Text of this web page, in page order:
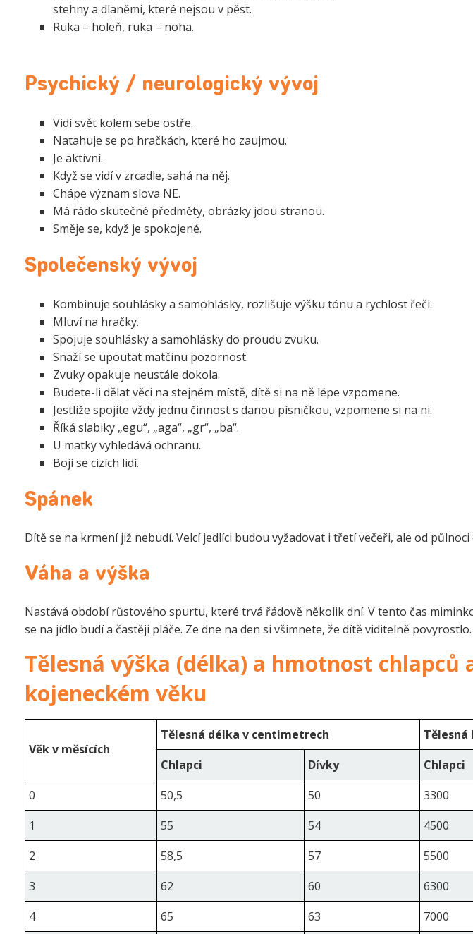
stehny a dlaněmi, které nejsou v pěst.
Ruka – holeň, ruka – noha.
Psychický / neurologický vývoj
Vidí svět kolem sebe ostře.
Natahuje se po hračkách, které ho zaujmou.
Je aktivní.
Když se vidí v zrcadle, sahá na něj.
Chápe význam slova NE.
Má rádo skutečné předměty, obrázky jdou stranou.
Směje se, když je spokojené.
Společenský vývoj
Kombinuje souhlásky a samohlásky, rozlišuje výšku tónu a rychlost řeči.
Mluví na hračky.
Spojuje souhlásky a samohlásky do proudu zvuku.
Snaží se upoutat matčinu pozornost.
Zvuky opakuje neustále dokola.
Budete-li dělat věci na stejném místě, dítě si na ně lépe vzpomene.
Jestliže spojíte vždy jednu činnost s danou písničkou, vzpomene si na ni.
Říká slabiky „egu“, „aga“, „gr“, „ba“.
U matky vyhledává ochranu.
Bojí se cizích lidí.
Spánek
Dítě se na krmení již nebudí. Velcí jedlíci budou vyžadovat i třetí večeři, ale od
Váha a výška
Nastává období růstového spurtu, které trvá řádově několik dní. V tento čas
se na jídlo budí a častěji pláče. Ze dne na den si všimnete, že dítě viditelně povyrostlo.
Tělesná výška (délka) a hmotnost chlapců
kojeneckém věku
Věk v měsících
Tělesná délka v centimetrech
Chlapci
Dívky Chlapci
0
50,5 50 3300
1
55 54 4500
2
58,5 57 5500
3
62 60 6300
4
65 63 7000